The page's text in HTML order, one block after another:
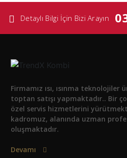
Detaylı Bilgi İçin Bizi Arayın
Firmamız ısı, ısınma teknolojiler
toptan satışı yapmaktadır.. Bir
özel servis hizmetlerini
kadromuz, alanında uzman
oluşmaktadır.
Devamı